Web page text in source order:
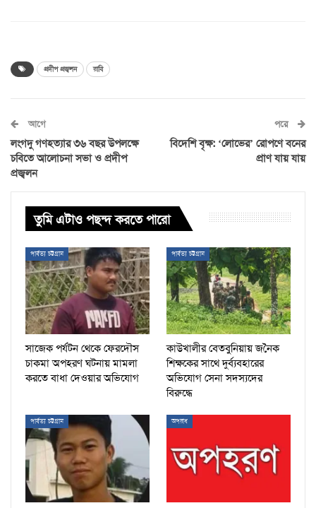
প্রদীপ প্রজ্বলন রাবি
আগে
লংগদু গণহত্যার ৩৬ বছর উপলক্ষে
চবিতে আলোচনা সভা ও প্রদীপ
প্রজ্বলন
পরে
বিদেশি বৃক্ষ: ‘লোভের’ রোপণে বনের
প্রাণ যায় যায়
তুমি এটাও পছন্দ করতে পারো
পার্বত্য চট্টগ্রাম
সাজেক পর্যটন থেকে ফেরদৌস
চাকমা অপহরণ ঘটনায় মামলা
করতে বাধা দেওয়ার অভিযোগ
পার্বত্য চট্টগ্রাম
কাউখালীর বেতবুনিয়ায় জনৈক
শিক্ষকের সাথে দুর্ব্যবহারের
অভিযোগ সেনা সদস্যদের
বিরুদ্ধে
পার্বত্য চট্টগ্রাম অপরাধ